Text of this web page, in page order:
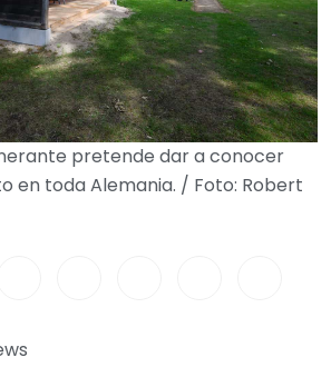
pretende dar a conocer
en toda Alemania. / Foto: Robert